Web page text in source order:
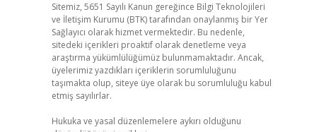
Sitemiz, 5651 Sayılı Kanun gereğince Bilgi Teknolojileri
ve İletişim Kurumu (BTK) tarafından onaylanmış bir Yer
Sağlayıcı olarak hizmet vermektedir. Bu nedenle,
sitedeki içerikleri proaktif olarak denetleme veya
araştırma yükümlülüğümüz bulunmamaktadır. Ancak,
üyelerimiz yazdıkları içeriklerin sorumluluğunu
taşımakta olup, siteye üye olarak bu sorumluluğu kabul
etmiş sayılırlar.
Hukuka ve yasal düzenlemelere aykırı olduğunu